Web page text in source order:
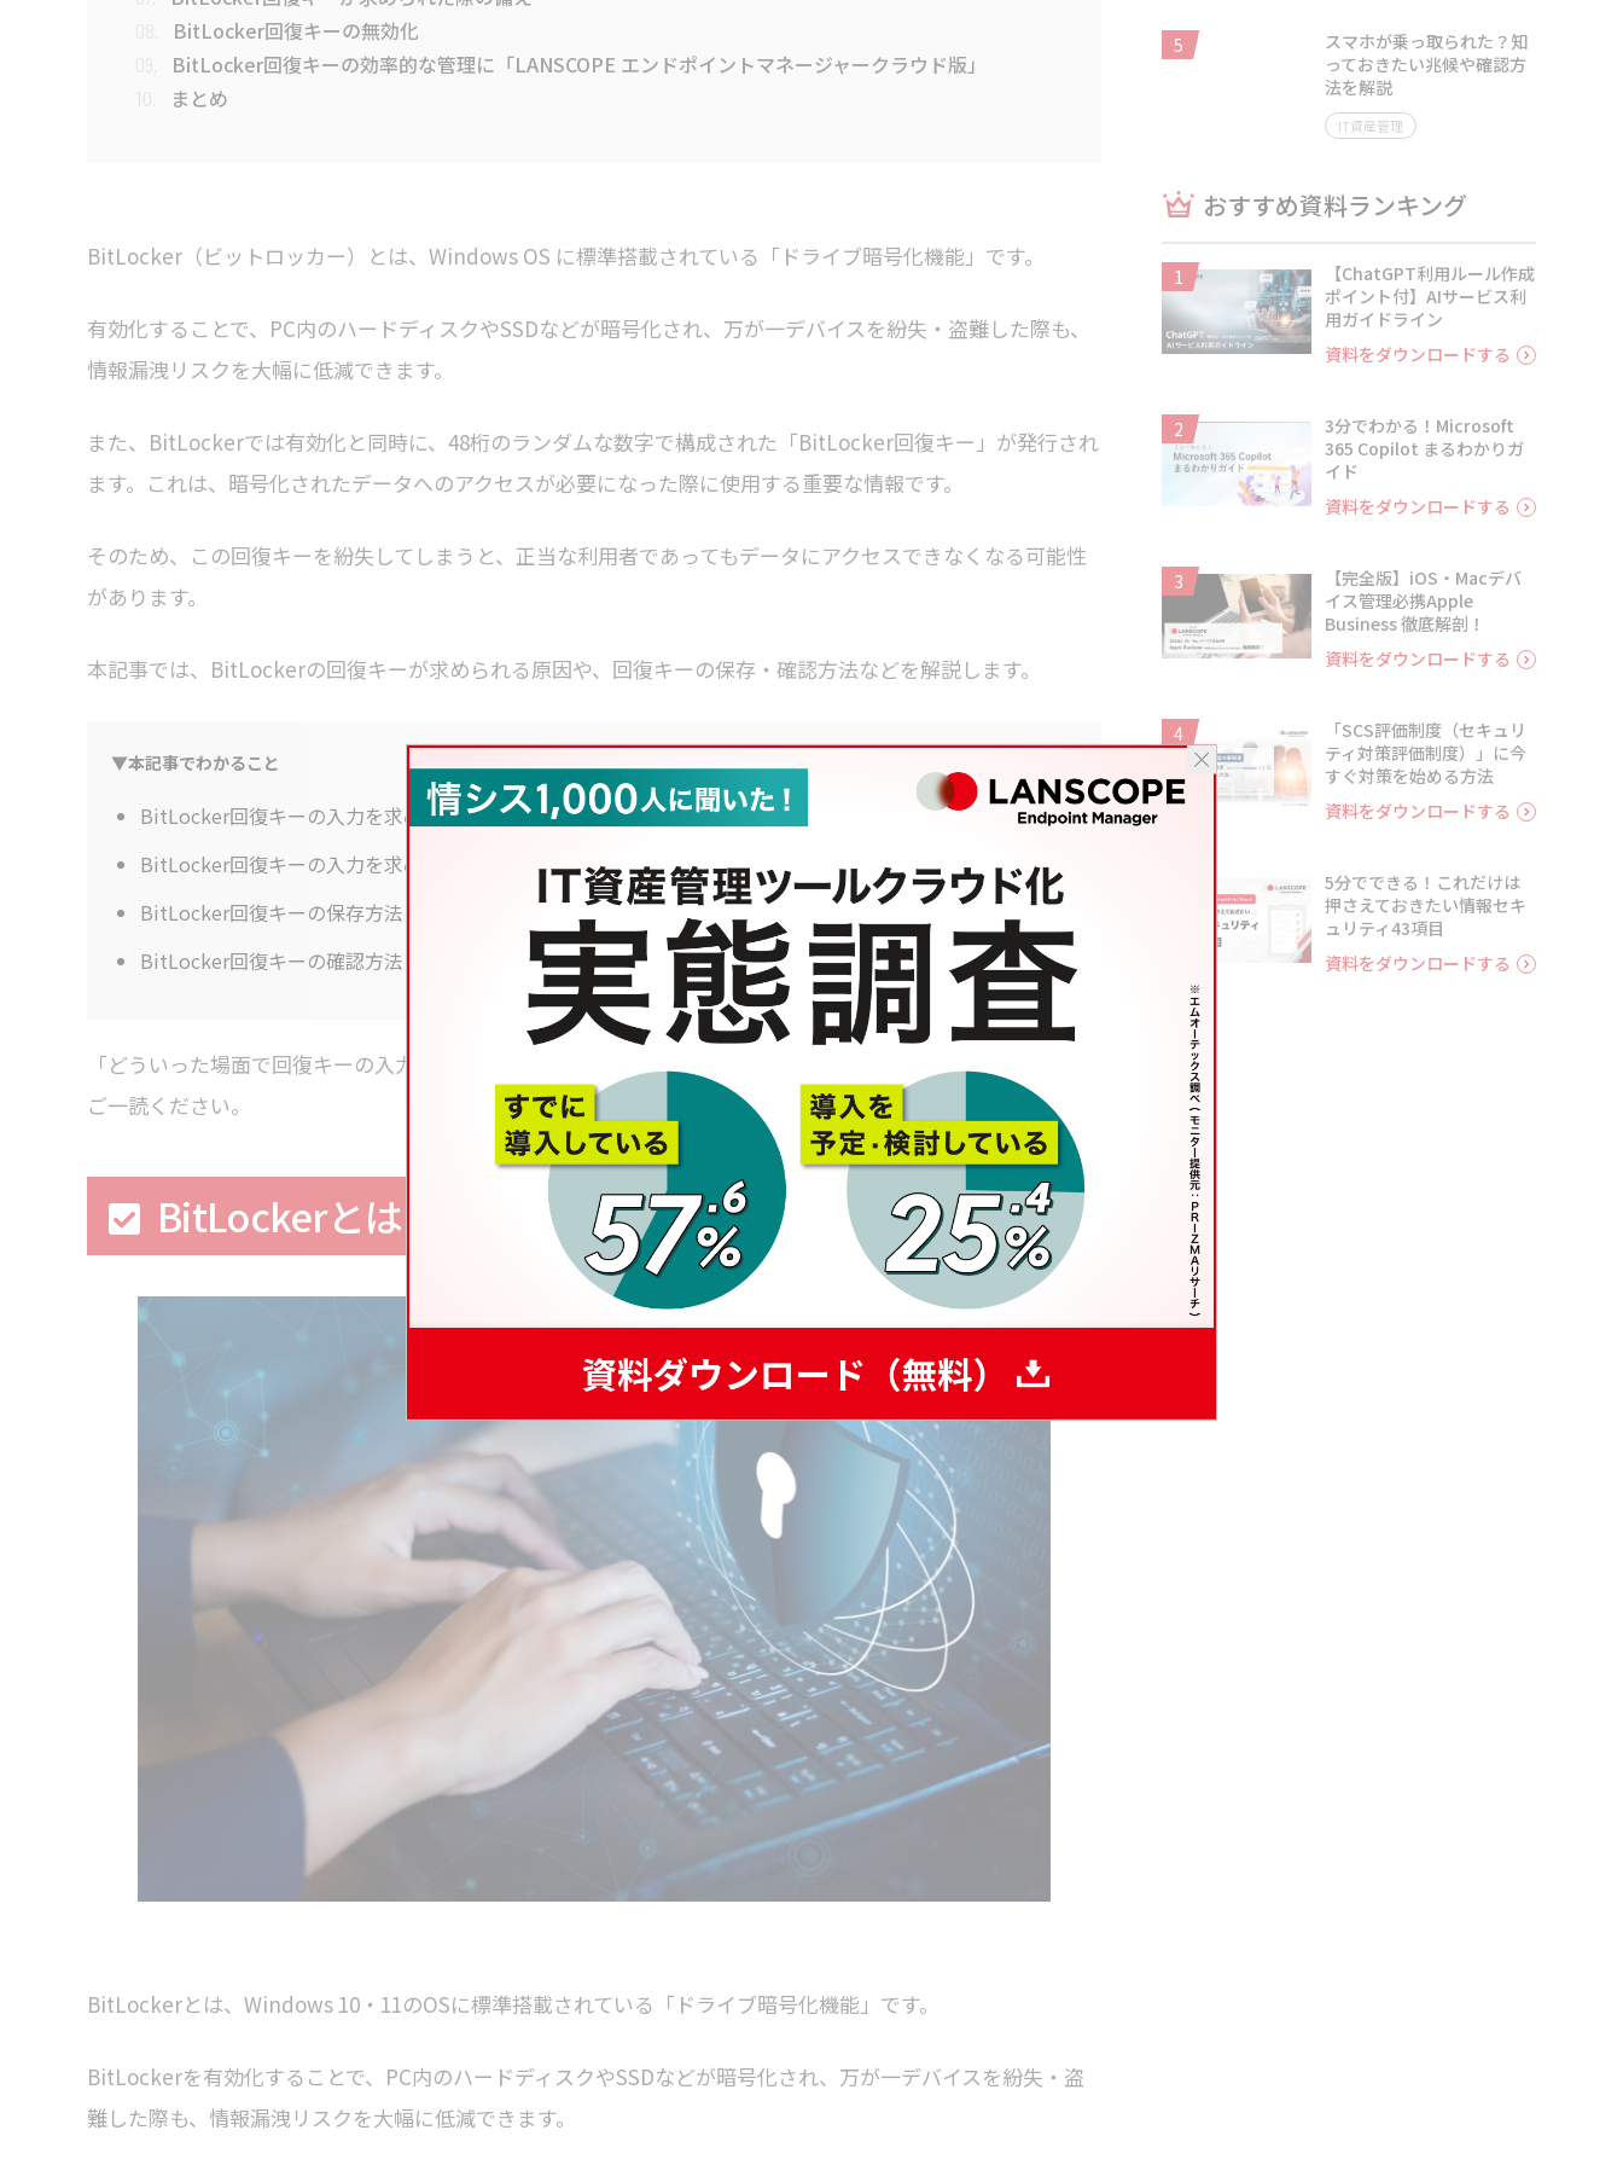
BitLocker回復キーの無効化
BitLocker回復キーの効率的な管理に「LANSCOPE エンドポイントマネージャークラウド版」
まとめ
BitLocker（ビットロッカー）とは、Windows OS に標準搭載されている「ドライブ暗号化機能」です。
有効化することで、PC内のハードディスクやSSDなどが暗号化され、万が一デバイスを紛失・盗難した際も、
情報漏洩リスクを大幅に低減できます。
また、BitLockerでは有効化と同時に、48桁のランダムな数字で構成された「BitLocker回復キー」が発行され
ます。これは、暗号化されたデータへのアクセスが必要になった際に使用する重要な情報です。
そのため、この回復キーを紛失してしまうと、正当な利用者であってもデータにアクセスできなくなる可能性
があります。
本記事では、BitLockerの回復キーが求められる原因や、回復キーの保存・確認方法などを解説します。
▼本記事でわかること
BitLocker回復キーの入力を求められてしまう原因
BitLocker回復キーの入力を求められた際にやってはいけないこと
BitLocker回復キーの保存方法
BitLocker回復キーの確認方法
「どういった場面で回復キーの入力が求められるのか」「どのように管理すべきか」などを知りたい方はぜひ
ご一読ください。
BitLockerとは
BitLockerとは、Windows 10・11のOSに標準搭載されている「ドライブ暗号化機能」です。
BitLockerを有効化することで、PC内のハードディスクやSSDなどが暗号化され、万が一デバイスを紛失・盗
難した際も、情報漏洩リスクを大幅に低減できます。
5
スマホが乗っ取られた？知
っておきたい兆候や確認方
法を解説
IT資産管理
おすすめ資料ランキング
1
【ChatGPT利用ルール作成
ポイント付】AIサービス利
用ガイドライン
資料をダウンロードする
2
3分でわかる！Microsoft
365 Copilot まるわかりガ
イド
資料をダウンロードする
3
【完全版】iOS・Macデバ
イス管理必携Apple
Business 徹底解剖！
資料をダウンロードする
4
「SCS評価制度（セキュリ
ティ対策評価制度）」に今
すぐ対策を始める方法
資料をダウンロードする
5分でできる！これだけは
押さえておきたい情報セキ
ュリティ43項目
資料をダウンロードする